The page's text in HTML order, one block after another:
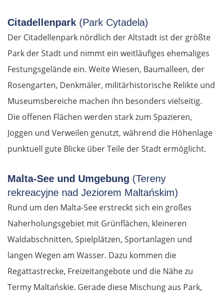
Citadellenpark (Park Cytadela)
Der Citadellenpark nördlich der Altstadt ist der größte
Park der Stadt und nimmt ein weitläufiges ehemaliges
Festungsgelände ein. Weite Wiesen, Baumalleen, der
Rosengarten, Denkmäler, militärhistorische Relikte und
Museumsbereiche machen ihn besonders vielseitig.
Die offenen Flächen werden stark zum Spazieren,
Joggen und Verweilen genutzt, während die Höhenlage
punktuell gute Blicke über Teile der Stadt ermöglicht.
Malta-See und Umgebung (Tereny
rekreacyjne nad Jeziorem Maltańskim)
Rund um den Malta-See erstreckt sich ein großes
Naherholungsgebiet mit Grünflächen, kleineren
Waldabschnitten, Spielplätzen, Sportanlagen und
langen Wegen am Wasser. Dazu kommen die
Regattastrecke, Freizeitangebote und die Nähe zu
Termy Maltańskie. Gerade diese Mischung aus Park,